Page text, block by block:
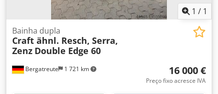
1 / 1
Bergatreute 1 721 km
Bainha dupla
Craft ähnl. Resch, Serra,
Zenz Double Edge 60
16 000 €
Preço fixo acresce IVA